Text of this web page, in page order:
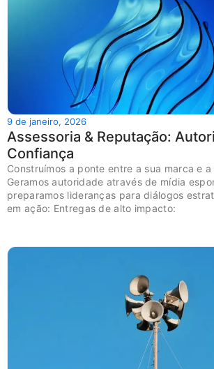
9 de janeiro, 2026
Assessoria & Reputação:
Confiança
Construímos a ponte entre a sua marca e
Geramos autoridade através de mídia
preparamos lideranças para diálogos
em ação: Entregas de alto impacto: